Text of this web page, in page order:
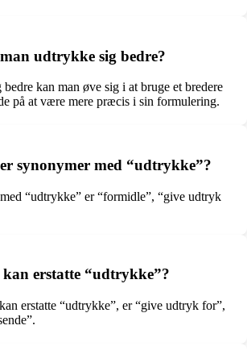
udtrykke sig bedre?
kan man øve sig i at bruge et bredere
på at være mere præcis i sin formulering.
synonymer med “udtrykke”?
“udtrykke” er “formidle”, “give udtryk
erstatte “udtrykke”?
erstatte “udtrykke”, er “give udtryk for”,